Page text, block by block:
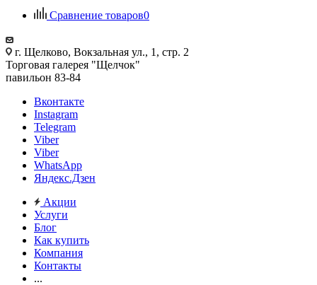
Сравнение товаров0
г. Щелково, Вокзальная ул., 1, стр. 2
Торговая галерея "Щелчок"
павильон 83-84
Вконтакте
Instagram
Telegram
Viber
Viber
WhatsApp
Яндекс.Дзен
Акции
Услуги
Блог
Как купить
Компания
Контакты
...